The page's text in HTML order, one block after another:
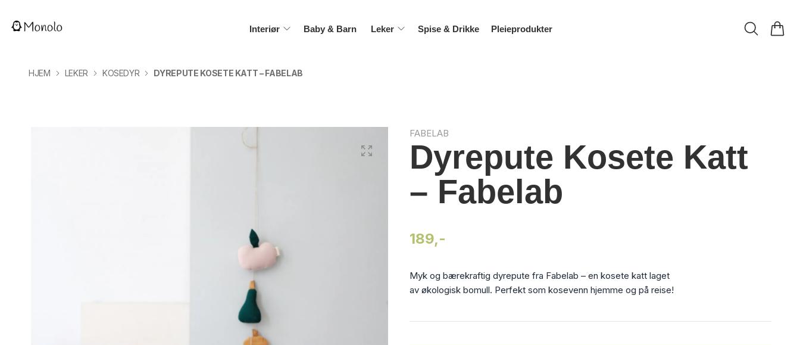
Interiør Baby & Barn Leker Spise & Drikke Pleieprodukter
HJEM LEKER KOSEDYR DYREPUTE KOSETE KATT – FABELAB
FABELAB
Dyrepute Kosete Katt
– Fabelab
189,-
Myk og bærekraftig dyrepute fra Fabelab – en kosete katt laget
av økologisk bomull. Perfekt som kosevenn hjemme og på reise!